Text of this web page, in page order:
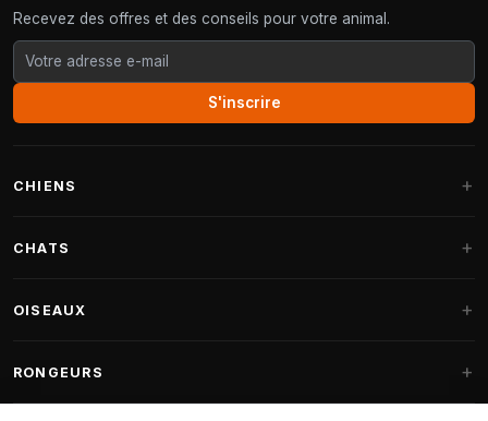
Recevez des offres et des conseils pour votre animal.
S'inscrire
CHIENS
Paniers Fantail
CHATS
Arbres à chat Maine Coon
OISEAUX
Nourriture oiseaux d'intérieur
RONGEURS